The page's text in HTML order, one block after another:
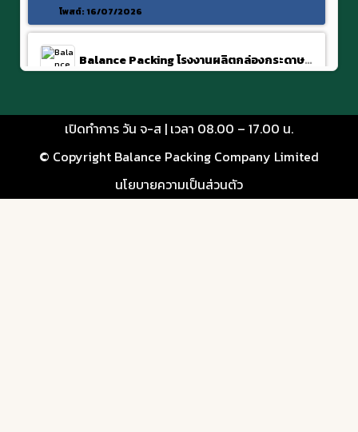
โพสต์:16/07/2026
Balance Packing โรงงานผลิตกล่องกระดาษลูกฟูก พุทธมณฑลสาย 4
จะกล่องพิซซ่าหรือกล่องอื่นๆ เรารับผลิตทุกรูปแบบ
#กล่องกระดาษ #กล่องพิซซ่า #โรงงานกล่องบรรจุ
#balancepacking
เปิดทำการ วัน จ-ส | เวลา 08.00 – 17.00 น.
© Copyright Balance Packing Company Limited
นโยบายความเป็นส่วนตัว